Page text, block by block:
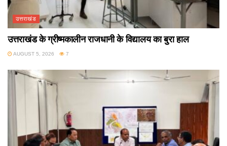
उत्तराखंड
उत्तराखंड के ग्रीष्मकालीन राजधानी के विद्यालय का बुरा हाल
AUGUST 5, 2026 7